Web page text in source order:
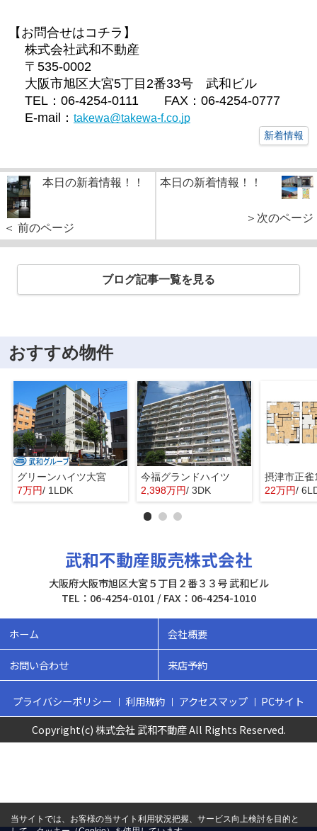
【お問合せはコチラ】
株式会社武和不動産
〒535-0002
大阪市旭区大宮5丁目2番33号 武和ビル
TEL：06-4254-0111 FAX：06-4254-0777
E-mail： takewa@takewa-f.co.jp
新着情報
本日の新着情報！！
＜ 前のページ
本日の新着情報！！
＞次のページ
ブログ記事一覧を見る
おすすめ物件
グリーンハイツ大宮
7万円/ 1LDK
今福グランドハイツ
2,398万円/ 3DK
摂津市正雀
22万円/
武和不動産販売株式会社
大阪府大阪市旭区大宮５丁目２番３３号 武和ビル
TEL：06-4254-0101 / FAX：06-4254-1010
ホーム 会社概要
お問い合わせ 来店予約
プライバシーポリシー 利用規約 アクセスマップ
PCサイト
Copyright(c) 株式会社 武和不動産 All Rights Reserved.
当サイトでは、お客様の当サイト利用状況把握、サービス向上検討を目的と